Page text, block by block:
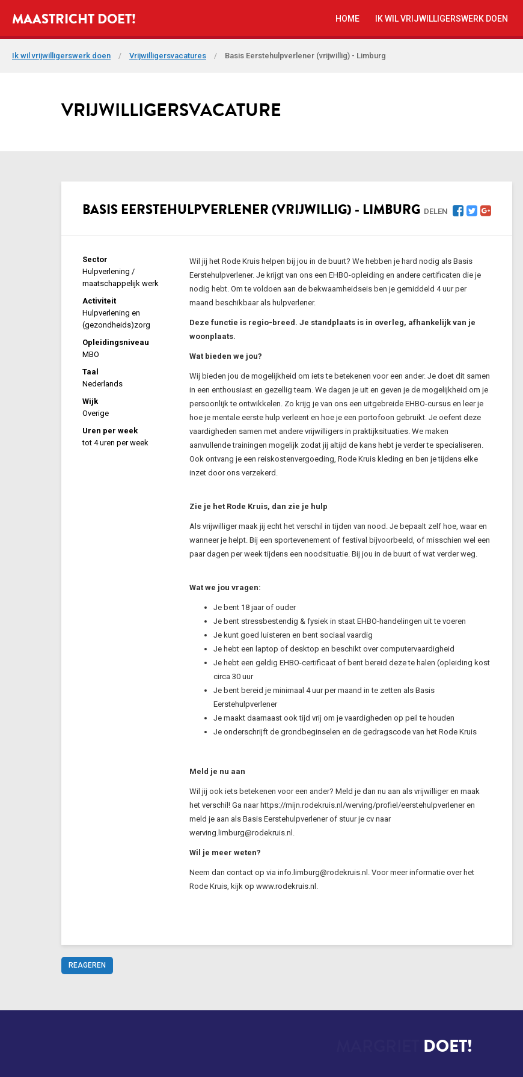
MAASTRICHT DOET! HOME IK WIL VRIJWILLIGERSWERK DOEN
Ik wil vrijwilligerswerk doen / Vrijwilligersvacatures / Basis Eerstehulpverlener (vrijwillig) - Limburg
VRIJWILLIGERSVACATURE
DELEN
BASIS EERSTEHULPVERLENER (VRIJWILLIG) - LIMBURG
Sector
Hulpverlening /
maatschappelijk werk
Activiteit
Hulpverlening en
(gezondheids)zorg
Opleidingsniveau
MBO
Taal
Nederlands
Wijk
Overige
Uren per week
tot 4 uren per week
Wil jij het Rode Kruis helpen bij jou in de buurt? We hebben je hard nodig als Basis
Eerstehulpverlener. Je krijgt van ons een EHBO-opleiding en andere certificaten die je
nodig hebt. Om te voldoen aan de bekwaamheidseis ben je gemiddeld 4 uur per
maand beschikbaar als hulpverlener.
Deze functie is regio-breed. Je standplaats is in overleg, afhankelijk van je
woonplaats.
Wat bieden we jou?
Wij bieden jou de mogelijkheid om iets te betekenen voor een ander. Je doet dit samen
in een enthousiast en gezellig team. We dagen je uit en geven je de mogelijkheid om je
persoonlijk te ontwikkelen. Zo krijg je van ons een uitgebreide EHBO-cursus en leer je
hoe je mentale eerste hulp verleent en hoe je een portofoon gebruikt. Je oefent deze
vaardigheden samen met andere vrijwilligers in praktijksituaties. We maken
aanvullende trainingen mogelijk zodat jij altijd de kans hebt je verder te specialiseren.
Ook ontvang je een reiskostenvergoeding, Rode Kruis kleding en ben je tijdens elke
inzet door ons verzekerd.
Zie je het Rode Kruis, dan zie je hulp
Als vrijwilliger maak jij echt het verschil in tijden van nood. Je bepaalt zelf hoe, waar en
wanneer je helpt. Bij een sportevenement of festival bijvoorbeeld, of misschien wel een
paar dagen per week tijdens een noodsituatie. Bij jou in de buurt of wat verder weg.
Wat we jou vragen:
Je bent 18 jaar of ouder
Je bent stressbestendig & fysiek in staat EHBO-handelingen uit te voeren
Je kunt goed luisteren en bent sociaal vaardig
Je hebt een laptop of desktop en beschikt over computervaardigheid
Je hebt een geldig EHBO-certificaat of bent bereid deze te halen (opleiding kost
circa 30 uur
Je bent bereid je minimaal 4 uur per maand in te zetten als Basis
Eerstehulpverlener
Je maakt daarnaast ook tijd vrij om je vaardigheden op peil te houden
Je onderschrijft de grondbeginselen en de gedragscode van het Rode Kruis
Meld je nu aan
Wil jij ook iets betekenen voor een ander? Meld je dan nu aan als vrijwilliger en maak
het verschil! Ga naar https://mijn.rodekruis.nl/werving/profiel/eerstehulpverlener en
meld je aan als Basis Eerstehulpverlener of stuur je cv naar
werving.limburg@rodekruis.nl.
Wil je meer weten?
Neem dan contact op via info.limburg@rodekruis.nl. Voor meer informatie over het
Rode Kruis, kijk op www.rodekruis.nl.
REAGEREN
DOET!